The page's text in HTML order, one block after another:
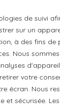
de suivi
sur un
à des fins
Nous
votre
écran. Nous
sécurisée.